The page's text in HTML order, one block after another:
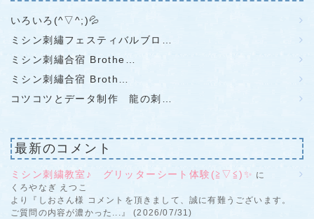
いろいろ(^▽^;)💦
ミシン刺繡フェスティバルブロ…
ミシン刺繡合宿 Brothe…
ミシン刺繡合宿 Broth…
コツコツとデータ制作 龍の刺…
最新のコメント
ミシン刺繍教室♪ グリッターシート体験(≧▽≦)✨ に
くろやなぎ えつこ
より『しおさん様 コメントを頂きまして、誠に有難うございます。
ご質問の内容が濃かった...』 (2026/07/31)